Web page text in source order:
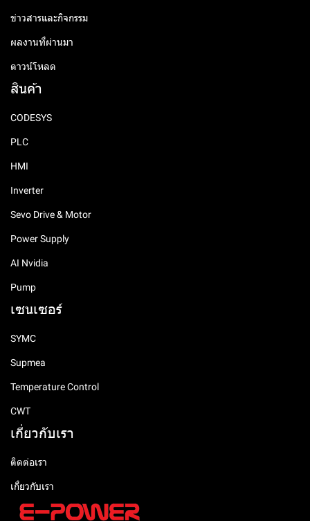
ข่าวสารและกิจกรรม
ผลงานที่ผ่านมา
ดาวน์โหลด
สินค้า
CODESYS
PLC
HMI
Inverter
Sevo Drive & Motor
Power Supply
AI Nvidia
Pump
เซนเซอร์
SYMC
Supmea
Temperature Control
CWT
เกี่ยวกับเรา
ติดต่อเรา
เกี่ยวกับเรา